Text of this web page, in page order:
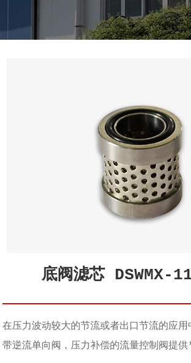
底阀滤芯 DSWMX-
在压力波动较大的节流或者出口节流的应用
带逆流单向阀，压力补偿的流量控制阀提供